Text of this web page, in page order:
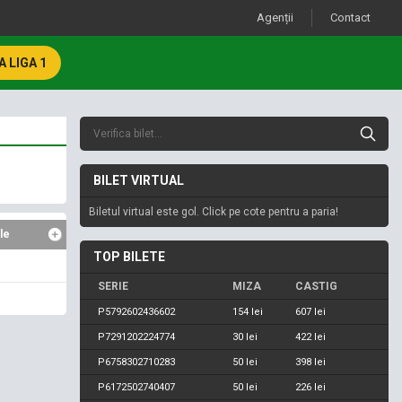
Agenții Contact
LIGA 1
BILET VIRTUAL
Biletul virtual este gol. Click pe cote pentru a paria!
TOP BILETE
SERIE MIZA CASTIG
P5792602436602 154 lei 607 lei
P7291202224774 30 lei 422 lei
P6758302710283 50 lei 398 lei
P6172502740407 50 lei 226 lei